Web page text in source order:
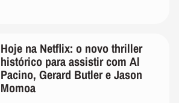
Hoje na Netflix: o novo thriller
histórico para assistir com Al
Pacino, Gerard Butler e Jason
Momoa